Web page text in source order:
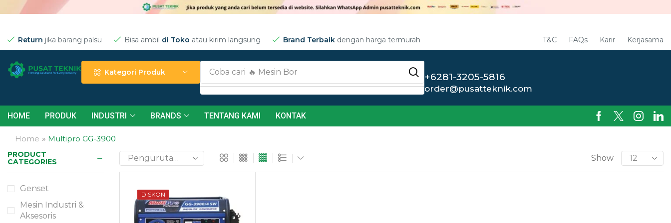
Return jika barang palsu Bisa ambil di Toko atau kirim langsung Brand Terbaik dengan harga termurah T&C FAQs Karir Kerjasama
Kategori Produk Coba cari +6281-3205-5816
order@pusatteknik.com
HOME PRODUK INDUSTRI BRANDS TENTANG KAMI KONTAK
Home » Multipro GG-3900
Show
DISKON
PRODUCT
CATEGORIES
Genset
Mesin Industri &
Aksesoris
Need Help?
24/7
Contact